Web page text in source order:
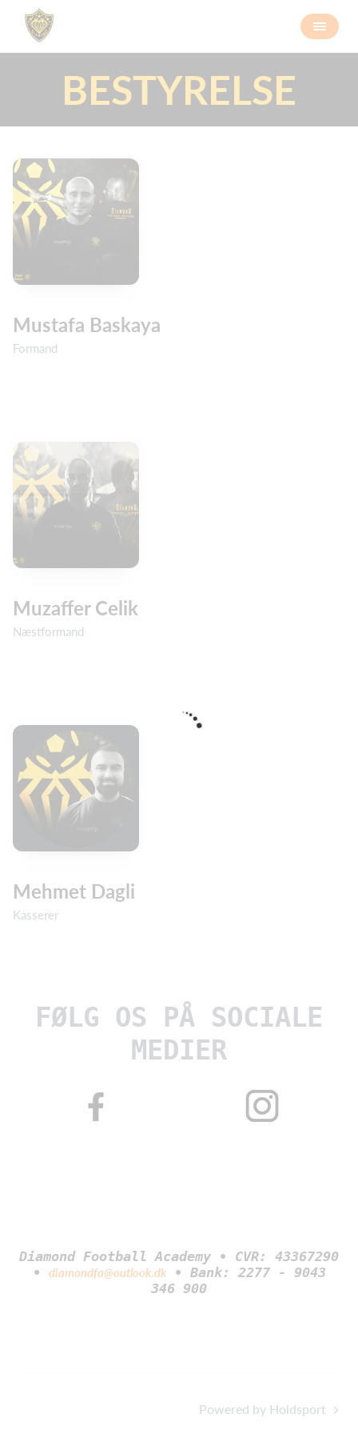
BESTYRELSE
Mustafa Baskaya
Formand
Muzaffer Celik
Næstformand
Mehmet Dagli
Kasserer
FØLG OS PÅ SOCIALE
MEDIER
Diamond Football Academy • CVR: 43367290
• diamondfa@outlook.dk• Bank: 2277 - 9043
346 900
Powered by Holdsport